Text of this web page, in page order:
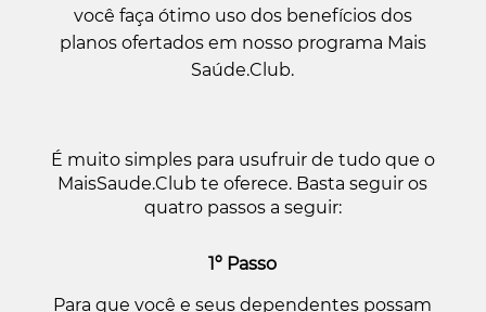
você faça ótimo uso dos benefícios dos
planos ofertados em nosso programa Mais
Saúde.Club.
É muito simples para usufruir de tudo que o
MaisSaude.Club te oferece. Basta seguir os
quatro passos a seguir:
1º Passo
Para que você e seus dependentes possam